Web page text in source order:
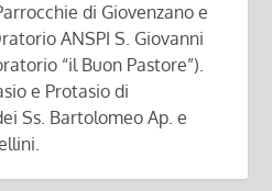
di Giovenzano e
ANSPI S. Giovanni
“il Buon Pastore”).
e Protasio di
Ss. Bartolomeo Ap. e